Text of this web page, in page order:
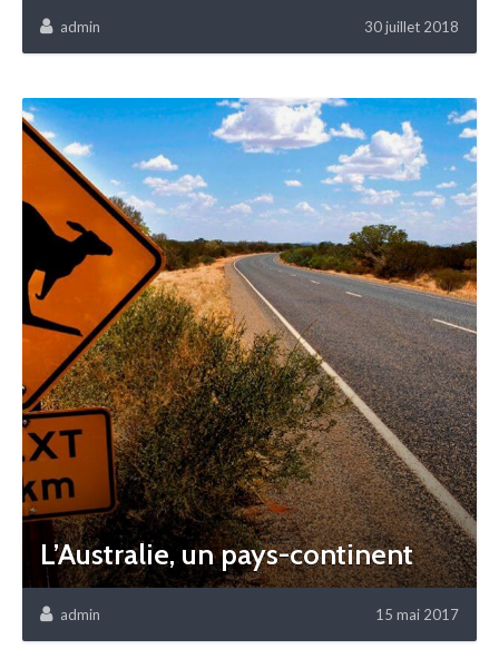
admin 30 juillet 2018
L’Australie, un pays-continent
admin 15 mai 2017